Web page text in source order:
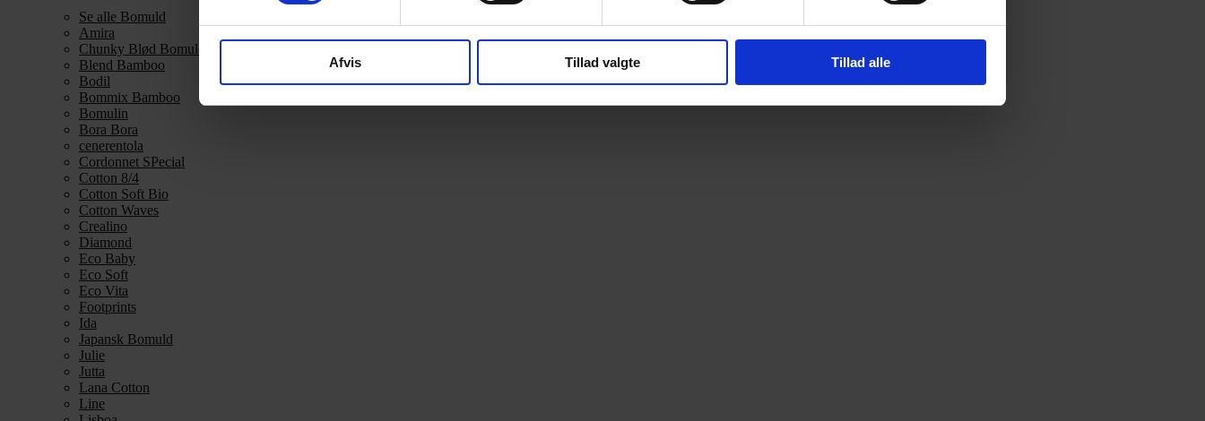
Afvis Tillad valgte Tillad alle
Se alle Bomuld
Amira
Chunky Blød Bomuld
Blend Bamboo
Bodil
Bommix Bamboo
Bomulin
Bora Bora
cenerentola
Cordonnet SPecial
Cotton 8/4
Cotton Soft Bio
Cotton Waves
Crealino
Diamond
Eco Baby
Eco Soft
Eco Vita
Footprints
Ida
Japansk Bomuld
Julie
Jutta
Lana Cotton
Line